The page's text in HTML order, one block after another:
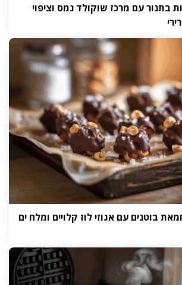
בתנור עם מרכז שוקולד נמס וציפוי
בוטנים עם אגוזי לוז קלויים ומלח ים